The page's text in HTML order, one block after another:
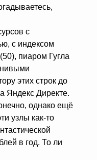
с
с индексом
пиаром Гугла
этих строк до
Яндекс Директе.
однако ещё
узлы как-то
в год. То ли